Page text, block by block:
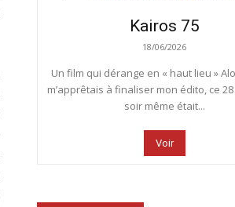
Kairos 75
18/06/2026
Un film qui dérange en « haut lieu »
m’apprêtais à finaliser mon édito, ce
soir même était...
Voir